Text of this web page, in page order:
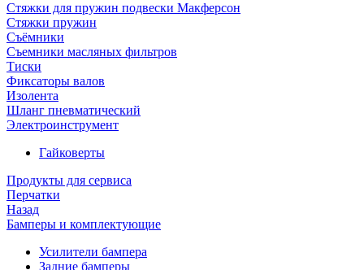
Стяжки для пружин подвески Макферсон
Стяжки пружин
Съёмники
Съемники масляных фильтров
Тиски
Фиксаторы валов
Изолента
Шланг пневматический
Электроинструмент
Гайковерты
Продукты для сервиса
Перчатки
Назад
Бамперы и комплектующие
Усилители бампера
Задние бамперы